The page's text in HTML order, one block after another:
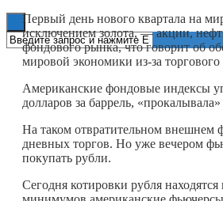
Первый день нового квартала на
исключением золота, — акции,
фондового рынка, что говорит об
мировой экономики из-за
Американские фондовые индексы
долларов за баррель,
На таком отвратительном внешнем
дневных торгов. Но уже вечером
покупать рубли.
Сегодня котировки рубля